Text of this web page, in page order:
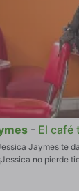
- El café
Jaymes te
no pierde